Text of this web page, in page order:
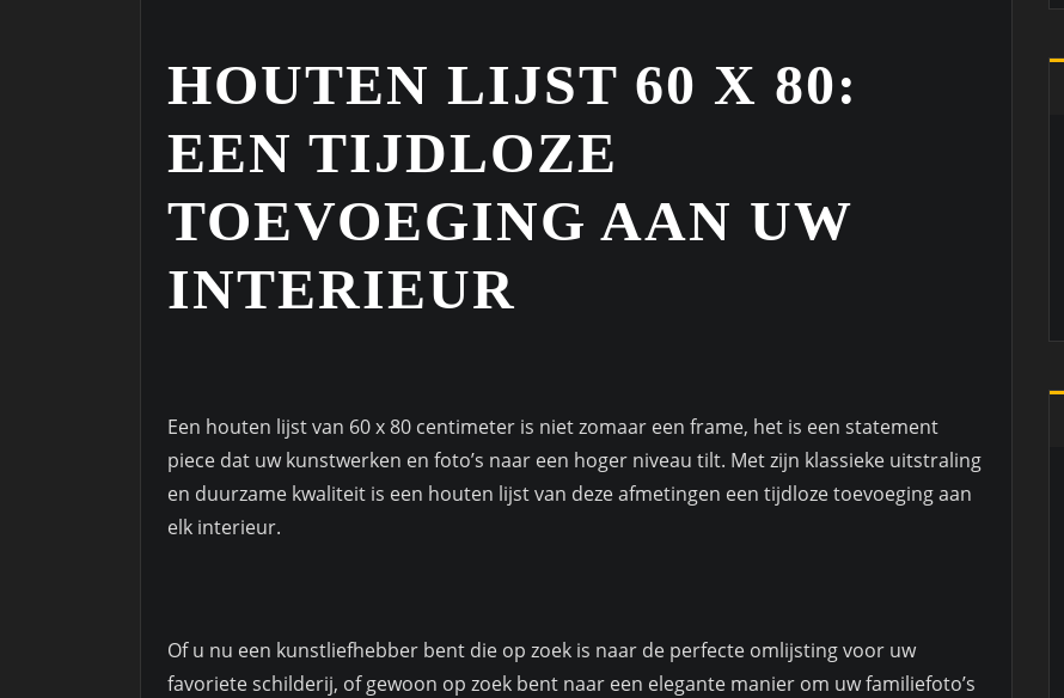
HOUTEN LIJST 60 X 80:
EEN TIJDLOZE
TOEVOEGING AAN UW
INTERIEUR
Een houten lijst van 60 x 80 centimeter is niet zomaar een frame, het is een statement
piece dat uw kunstwerken en foto’s naar een hoger niveau tilt. Met zijn klassieke uitstraling
en duurzame kwaliteit is een houten lijst van deze afmetingen een tijdloze toevoeging aan
elk interieur.
Of u nu een kunstliefhebber bent die op zoek is naar de perfecte omlijsting voor uw
favoriete schilderij, of gewoon op zoek bent naar een elegante manier om uw familiefoto’s